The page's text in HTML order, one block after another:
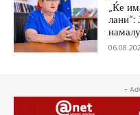
„Ќе
лани“:
-